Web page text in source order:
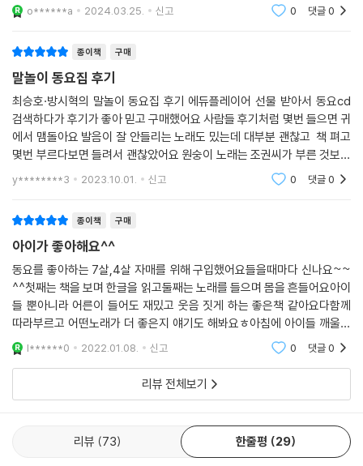
새싹 만화상 은상을 받은 윤정주 작가의 익살맞으면서도 생생한 삽화가 동
시에 재미를 더한다. 섬세한 펜 선에 가벼운 수채물감을 사용한 삽화는 등
장인물들의 표정과 몸동작을 재치 있고 생생하게 살려 내 동시에 쉽게 다
가갈 수 있게 하며, 동시가 놓칠 수 있는 작은 재미들을 보완해 준다. 익살
맞고 유머 있는 상황 연출들은 읽는 내내 웃음 짓게 만든다.
게 되지는 않더군요. 동시집에서 인기가 많았던 동시에 노래를 붙인 거기
때문에 말놀이
o******a 2024.03.25. 신고 0 댓글0
종이책 구매
말놀이 동요집 후기
최승호·방시혁의 말놀이 동요집 후기 에듀플레이어 선물 받아서 동요cd
검색하다가 후기가 좋아 믿고 구매했어요 사람들 후기처럼 몇번 들으면 귀
에서 맴돌아요 발음이 잘 안들리는 노래도 밌는데 대부분 괜찮고 책 펴고
몇번 부르다보면 들려서 괜찮았어요 원숭이 노래는 조권씨가 부른 것보다
마지막에 여자분이 부른게 발음 더 정확하더라구요 ㅎ
y********3 2023.10.01. 신고 0 댓글0
종이책 구매
아이가 좋아해요^^
동요를 좋아하는 7살,4살 자매를 위해 구입했어요들을때마다 신나요~~
^^첫째는 책을 보며 한글을 읽고둘째는 노래를 들으며 몸을 흔들어요아이
들 뿐아니라 어른이 들어도 재밌고 웃음 짓게 하는 좋은책 같아요다함께
따라부르고 어떤노래가 더 좋은지 얘기도 해봐요ㅎ아침에 아이들 깨울때
틀어놓으면 저도 아이들도기분좋게 하루를 시작할 수 있어요정말 강추에
요!!!
l******0 2022.01.08. 신고 0 댓글0
리뷰 전체보기
리뷰 73 한줄평 29